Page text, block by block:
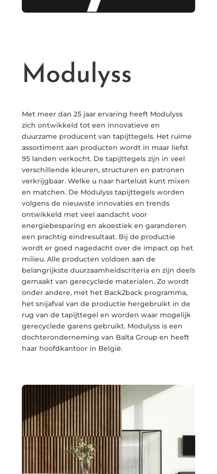
Modulyss
Met meer dan 25 jaar ervaring heeft Modulyss
zich ontwikkeld tot een innovatieve en
duurzame producent van tapijttegels. Het ruime
assortiment aan producten wordt in maar liefst
95 landen verkocht. De tapijttegels zijn in veel
verschillende kleuren, structuren en patronen
verkrijgbaar. Welke u naar hartelust kunt mixen
en matchen. De Modulyss tapijttegels worden
volgens de nieuwste innovaties en trends
ontwikkeld met veel aandacht voor
energiebesparing en akoestiek en garanderen
een prachtig eindresultaat. Bij de productie
wordt er goed nagedacht over de impact op het
milieu. Alle producten voldoen aan de
belangrijkste duurzaamheidscriteria en zijn deels
gemaakt van gerecyclede materialen. Zo wordt
onder andere, met het Back2back programma,
het snijafval van de productie hergebruikt in de
rug van de tapijttegel en worden waar mogelijk
gerecyclede garens gebruikt. Modulyss is een
dochteronderneming van Balta Group en heeft
haar hoofdkantoor in België.